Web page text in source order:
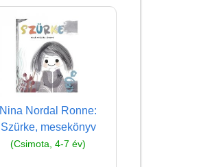
Nina Nordal Ronne:
Szürke, mesekönyv
(Csimota, 4-7 év)
Adatkezelés
ÁSZF
Szállítási költség 1490 Ft-tól,
de akár INGYEN!
1-3 munkanapos kiszállítás
5%-os törzsvásárlói
kedvezmény